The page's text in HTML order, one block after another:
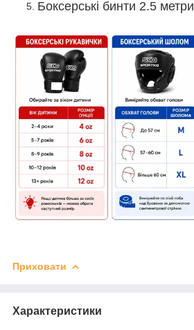
Боксерські бинти 2.5 метри
Приховати
Характеристики